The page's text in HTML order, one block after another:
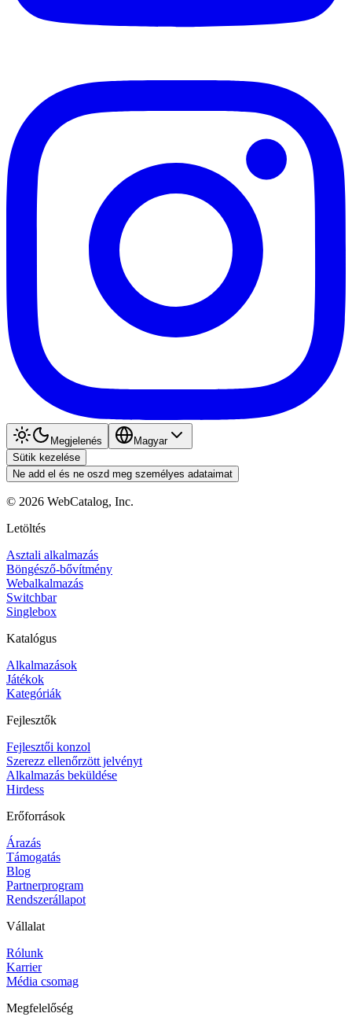
Megjelenés
Magyar
Sütik kezelése
Ne add el és ne oszd meg személyes adataimat
© 2026 WebCatalog, Inc.
Letöltés
Asztali alkalmazás
Böngésző-bővítmény
Webalkalmazás
Switchbar
Singlebox
Katalógus
Alkalmazások
Játékok
Kategóriák
Fejlesztők
Fejlesztői konzol
Szerezz ellenőrzött jelvényt
Alkalmazás beküldése
Hirdess
Erőforrások
Árazás
Támogatás
Blog
Partnerprogram
Rendszerállapot
Vállalat
Rólunk
Karrier
Média csomag
Megfelelőség